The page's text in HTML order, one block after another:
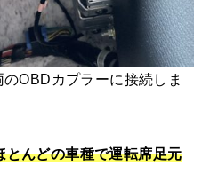
OBDカプラーに接続しま
とんどの車種で運転席足元